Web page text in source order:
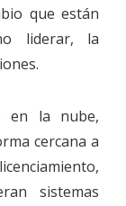
que están
liderar, la
en la nube,
cercana a
sistemas